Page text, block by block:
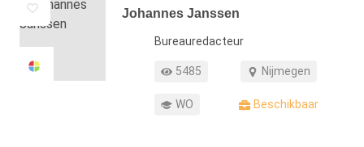
Johannes Janssen
FunctieBureauredacteur
Profiel weergaven
5485
Werkgebied Nijmegen
Opleiding WO
Beschikbaar Beschikbaar